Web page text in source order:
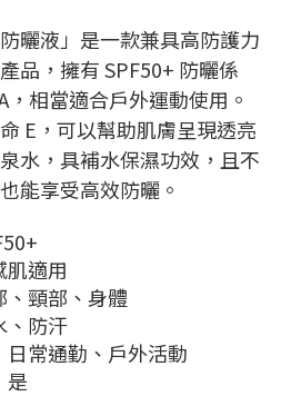
曬液」是一款兼具高防護力
品，擁有 SPF50+ 防曬係
，相當適合戶外運動使用。
E，可以幫助肌膚呈現透亮
水，具補水保濕功效，且不
能享受高效防曬。
肌適用
、頸部、身體
、防汗
常通勤、戶外活動
是